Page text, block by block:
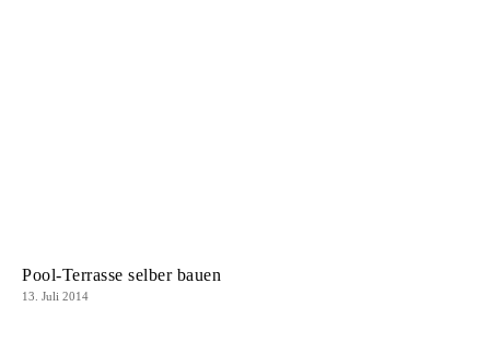
Pool-Terrasse selber bauen
13. Juli 2014